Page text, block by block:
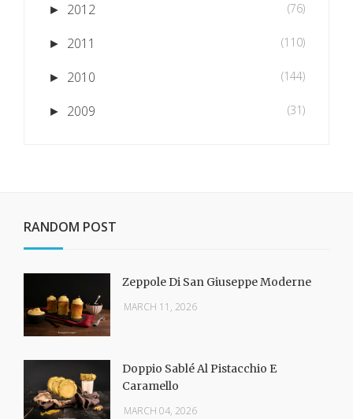
► 2012 (76)
► 2011 (110)
► 2010 (144)
► 2009 (31)
RANDOM POST
Zeppole Di San Giuseppe Moderne
MARCH 11, 2026
Doppio Sablé Al Pistacchio E
Caramello
MARCH 04, 2026